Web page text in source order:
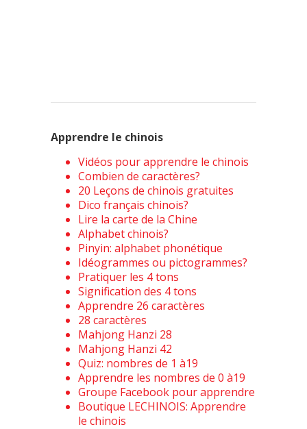
Apprendre le chinois
Vidéos pour apprendre le chinois
Combien de caractères?
20 Leçons de chinois gratuites
Dico français chinois?
Lire la carte de la Chine
Alphabet chinois?
Pinyin: alphabet phonétique
Idéogrammes ou pictogrammes?
Pratiquer les 4 tons
Signification des 4 tons
Apprendre 26 caractères
28 caractères
Mahjong Hanzi 28
Mahjong Hanzi 42
Quiz: nombres de 1 à19
Apprendre les nombres de 0 à19
Groupe Facebook pour apprendre
Boutique LECHINOIS: Apprendre
le chinois